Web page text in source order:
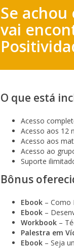
Se
vai
O que está
Acesso
Acesso aos 12
Acesso aos
Acesso ao
Suporte
Bônus
Ebook – Como
Ebook –
Workbook –
Palestra em
Ebook – Seja